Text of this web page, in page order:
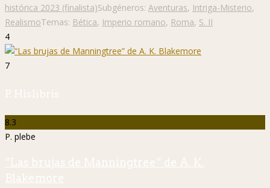
histórica 2023 (finalista)Subgéneros: Aventuras, Intriga-Misterio,
RealismoTemas: Bética, Imperio romano, Roma, S. II
4
7
P. Hislibris
8.3
P. plebe
“Las brujas de Manningtree” de A. K.
Blakemore